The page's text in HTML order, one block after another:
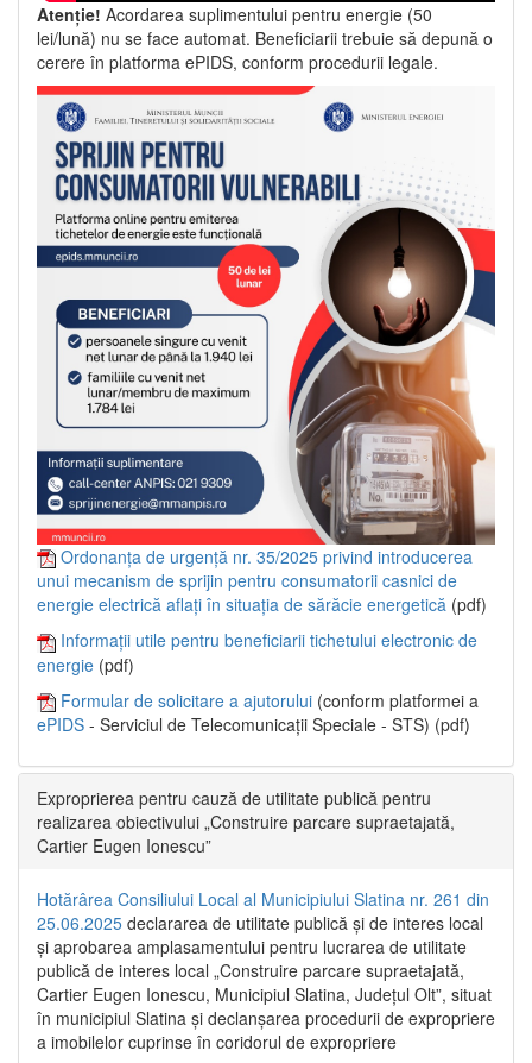
Atenție! Acordarea suplimentului pentru energie (50
lei/lună) nu se face automat. Beneficiarii trebuie să depună o
cerere în platforma ePIDS, conform procedurii legale.
Ordonanța de urgență nr. 35/2025 privind introducerea
unui mecanism de sprijin pentru consumatorii casnici de
energie electrică aflați în situația de sărăcie energetică (pdf)
Informații utile pentru beneficiarii tichetului electronic de
energie (pdf)
Formular de solicitare a ajutorului (conform platformei a
ePIDS - Serviciul de Telecomunicații Speciale - STS) (pdf)
Exproprierea pentru cauză de utilitate publică pentru
realizarea obiectivului „Construire parcare supraetajată,
Cartier Eugen Ionescu”
Hotărârea Consiliului Local al Municipiului Slatina nr. 261 din
25.06.2025 declararea de utilitate publică și de interes local
și aprobarea amplasamentului pentru lucrarea de utilitate
publică de interes local „Construire parcare supraetajată,
Cartier Eugen Ionescu, Municipiul Slatina, Județul Olt”, situat
în municipiul Slatina și declanșarea procedurii de expropriere
a imobilelor cuprinse în coridorul de expropriere